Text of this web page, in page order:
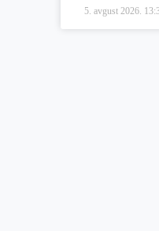
5. avgust 2026.